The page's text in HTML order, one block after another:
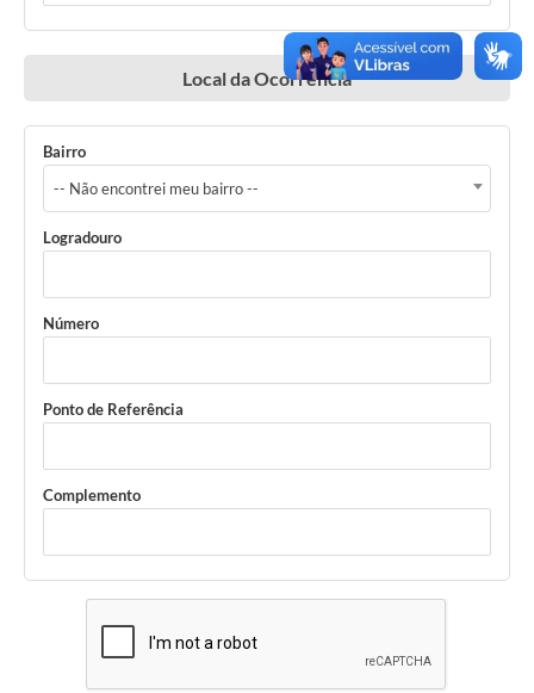
Local da Ocorrência
Bairro
-- Não encontrei meu bairro --
Logradouro
Número
Ponto de Referência
Complemento